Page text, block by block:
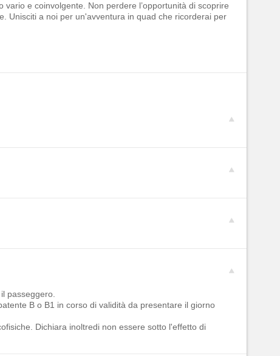
e coinvolgente. Non perdere l’opportunità di scoprire
Unisciti a noi per un'avventura in quad che ricorderai per
passeggero.
B o B1 in corso di validità da presentare il giorno
Dichiara inoltredi non essere sotto l'effetto di